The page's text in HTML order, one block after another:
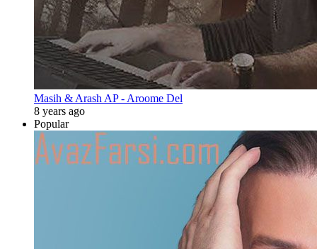
Masih & Arash AP - Aroome Del
8 years ago
Popular